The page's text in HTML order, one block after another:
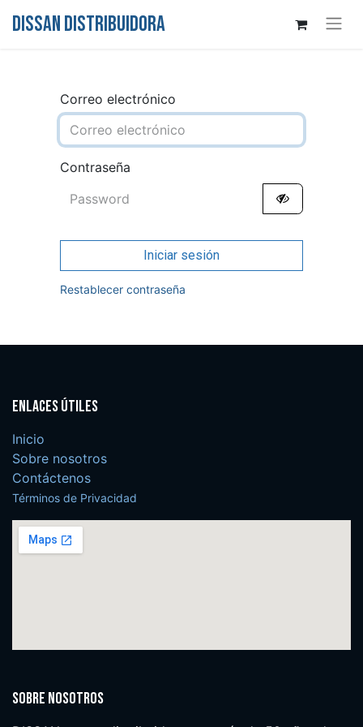
DISSAN DISTRIBUIDORA
Correo electrónico
Contraseña
Iniciar sesión
Restablecer contraseña
Enlaces útiles
Inicio
Sobre nosotros
Contáctenos
Términos de Privacidad
Sobre nosotros